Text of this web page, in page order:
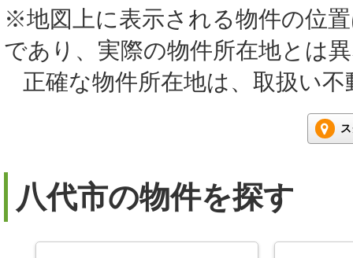
※地図上に表示される物件の位
であり、実際の物件所在地とは
正確な物件所在地は、取扱い
八代市の物件を探す